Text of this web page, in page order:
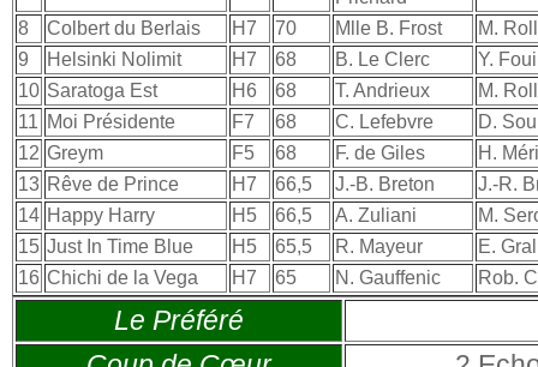
8 Colbert du Berlais H7 70 Mlle B. Frost
M.
9
Helsinki Nolimit H7 68 B. Le Clerc
Y.
10 Saratoga Est H6 68 T. Andrieux
M.
11 Moi Présidente F7 68 C. Lefebvre
D.
12 Greym F5 68 F. de Giles
H.
13 Rêve de Prince H7 66,5 J.-B. Breton
J.-R.
14 Happy Harry H5 66,5 A. Zuliani
M.
15 Just In Time Blue H5 65,5 R. Mayeur
E.
16 Chichi de la Vega H7 65 N. Gauffenic Rob.
Le Préféré